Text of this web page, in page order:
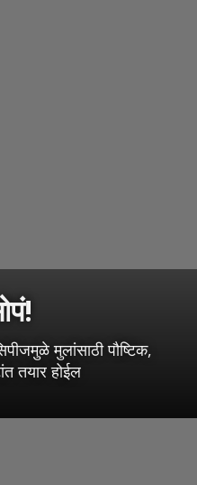
मुलांसाठी पौष्टिक,
तयार होईल